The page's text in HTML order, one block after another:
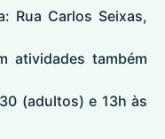
Rua Carlos Seixas,
atividades também
(adultos) e 13h às